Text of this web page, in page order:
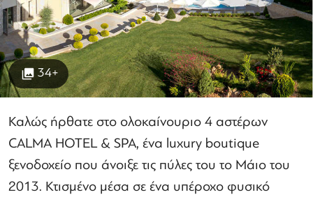
34+
Καλώς ήρθατε στο ολοκαίνουριο 4 αστέρων
CALMA HOTEL & SPA, ένα luxury boutique
ξενοδοχείο που άνοιξε τις πύλες του το Μάιο του
2013. Κτισμένο μέσα σε ένα υπέροχο φυσικό